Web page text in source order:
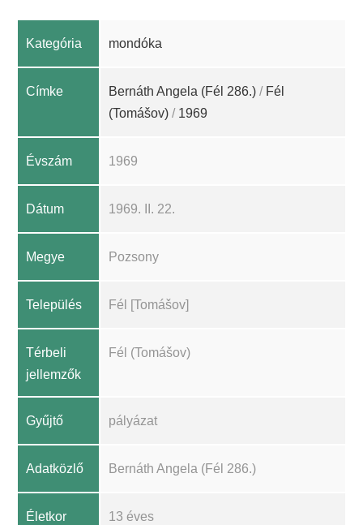
Kategória mondóka
Címke Bernáth Angela (Fél 286.) / Fél
(Tomášov) / 1969
Évszám 1969
Dátum 1969. II. 22.
Megye Pozsony
Település Fél [Tomášov]
Térbeli
jellemzők
Fél (Tomášov)
Gyűjtő pályázat
Adatközlő Bernáth Angela (Fél 286.)
Életkor 13 éves